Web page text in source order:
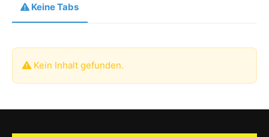
Keine Tabs
Kein Inhalt gefunden.